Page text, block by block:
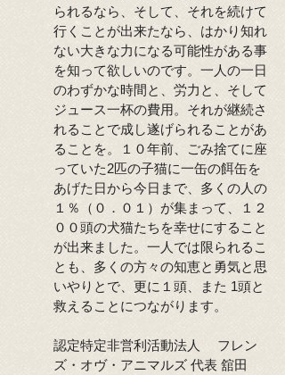
られるなら、そして、それを続けて
行くことが出来たなら、はかり知れ
ない大きな力になる可能性がある事
を知って欲しいのです。一人の一日
のわずかな時間と、労力と、そして
ジュース一杯の費用。それが継続さ
れることで成し遂げられることがあ
ることを。１０年前、ごみ捨てに座
っていた2匹の子猫に一缶の餌缶を
あげた日から今日まで、多くの人の
１％（０．０１）が集まって、１２
００頭の犬猫たちを幸せにすること
が出来ました。一人では限られるこ
とも、多くの方々の知恵と勇気と思
いやりとで、更に１頭、また 1頭と
救えることにつながります。
認定特定非営利活動法人 フレン
ズ・オヴ・アニマルズ 代表 舘田